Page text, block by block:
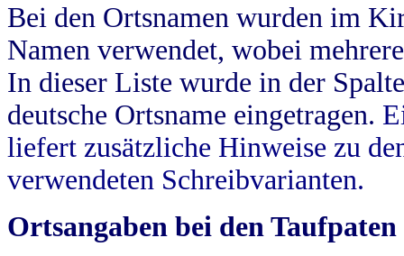
Bei den Ortsnamen wurden im
Namen verwendet, wobei
In dieser Liste wurde in der
deutsche Ortsname eingetragen.
liefert zusätzliche Hinweise zu
verwendeten Schreibvarianten.
Ortsangaben bei den Taufpaten